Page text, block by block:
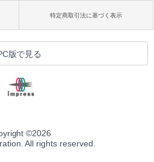
特定商取引法に基づく表示
版で見る
©2026
All rights reserved.